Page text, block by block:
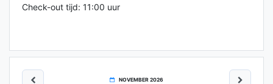
Check-out tijd: 11:00 uur
NOVEMBER 2026